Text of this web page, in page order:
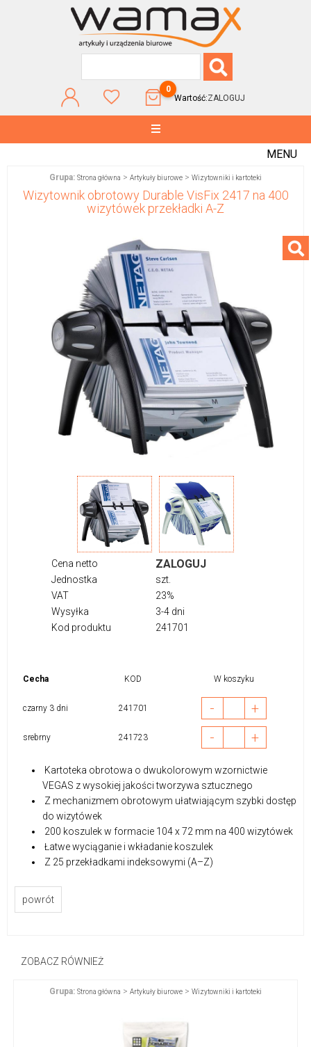
0
Wartość:ZALOGUJ
MENU
Grupa: Strona główna > Artykuły biurowe > Wizytowniki i kartoteki
Wizytownik obrotowy Durable VisFix 2417 na 400
wizytówek przekładki A-Z
Cena netto ZALOGUJ
Jednostka
szt.
VAT
23%
Wysyłka
3-4 dni
Kod produktu
241701
Cecha KOD W koszyku
czarny 3 dni 241701 - +
srebrny 241723 - +
Kartoteka obrotowa o dwukolorowym wzornictwie
VEGAS z wysokiej jakości tworzywa sztucznego
Z mechanizmem obrotowym ułatwiającym szybki dostęp
do wizytówek
200 koszulek w formacie 104 x 72 mm na 400 wizytówek
Łatwe wyciąganie i wkładanie koszulek
Z 25 przekładkami indeksowymi (A–Z)
powrót
ZOBACZ RÓWNIEŻ
Grupa: Strona główna > Artykuły biurowe > Wizytowniki i kartoteki